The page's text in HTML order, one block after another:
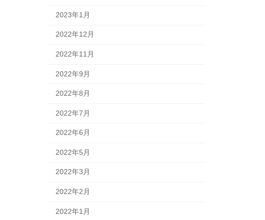
2023年1月
2022年12月
2022年11月
2022年9月
2022年8月
2022年7月
2022年6月
2022年5月
2022年3月
2022年2月
2022年1月